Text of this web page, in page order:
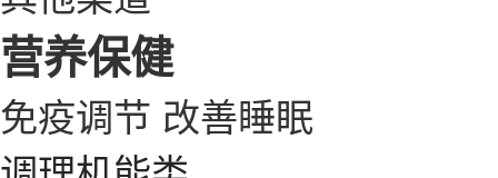
营养保健
免疫调节 改善睡眠